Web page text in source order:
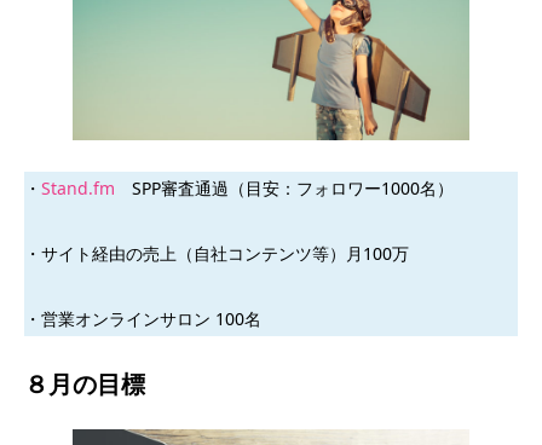
・ Stand.fm SPP審査通過（目安：フォロワー1000名）
・サイト経由の売上（自社コンテンツ等）月100万
・営業オンラインサロン 100名
８月の目標